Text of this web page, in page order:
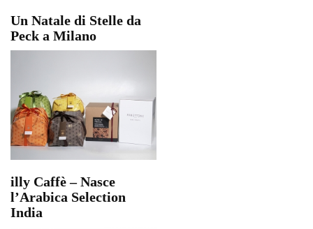
Un Natale di Stelle da
Peck a Milano
illy Caffè – Nasce
l’Arabica Selection
India